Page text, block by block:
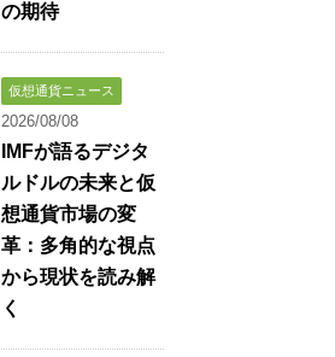
の期待
仮想通貨ニュース
2026/08/08
IMFが語るデジタ
ルドルの未来と仮
想通貨市場の変
革：多角的な視点
から現状を読み解
く